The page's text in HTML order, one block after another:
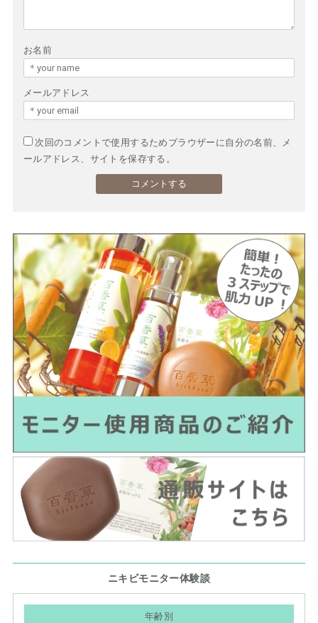
お名前
メールアドレス
次回のコメントで使用するためブラウザーに自分の名前、メ
ールアドレス、サイトを保存する。
ニキビモニター体験談
年齢別